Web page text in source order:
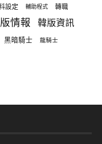
設定 輔助程式 轉職
情報 韓版資訊
黑暗騎士 龍騎士